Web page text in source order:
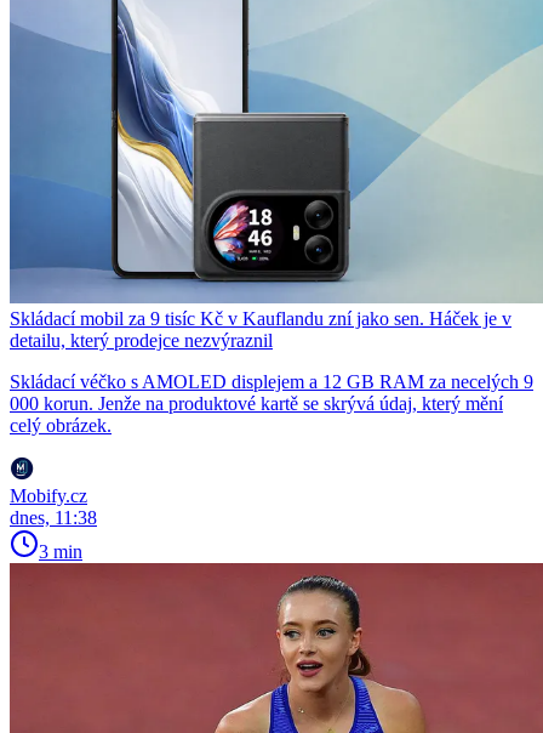
Skládací mobil za 9 tisíc Kč v Kauflandu zní jako sen. Háček je v
detailu, který prodejce nezvýraznil
Skládací véčko s AMOLED displejem a 12 GB RAM za necelých 9
000 korun. Jenže na produktové kartě se skrývá údaj, který mění
celý obrázek.
Mobify.cz
dnes, 11:38
3 min